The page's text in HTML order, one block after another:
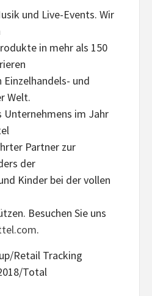
und Live-Events. Wir
in mehr als 150
und
Welt.
Unternehmens im Jahr
Partner zur
der
Kinder bei der vollen
Besuchen Sie uns
.
Retail Tracking
Total